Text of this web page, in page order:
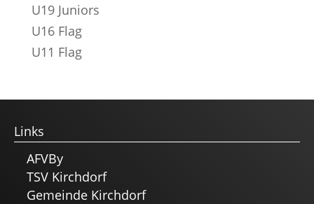
U19 Juniors
U16 Flag
U11 Flag
Links
AFVBy
TSV Kirchdorf
Gemeinde Kirchdorf